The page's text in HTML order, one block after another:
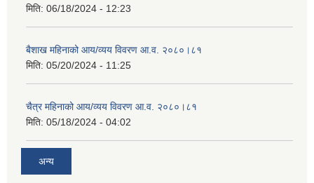
मिति: 06/18/2024 - 12:23
बैशाख महिनाको आय/व्यय विवरण आ.व. २०८०।८१
मिति: 05/20/2024 - 11:25
चैत्र महिनाको आय/व्यय विवरण आ.व. २०८०।८१
मिति: 05/18/2024 - 04:02
अन्य